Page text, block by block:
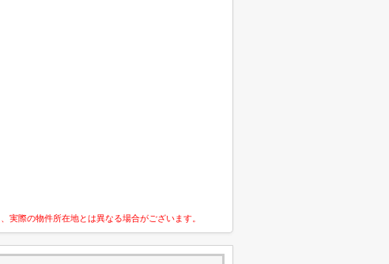
際の物件所在地とは異なる場合がございます。